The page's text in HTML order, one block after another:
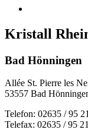
Kristall
Bad Hönningen
Allée St. Pierre les
53557 Bad
Telefon: 02635 / 95
Telefax: 02635 / 95